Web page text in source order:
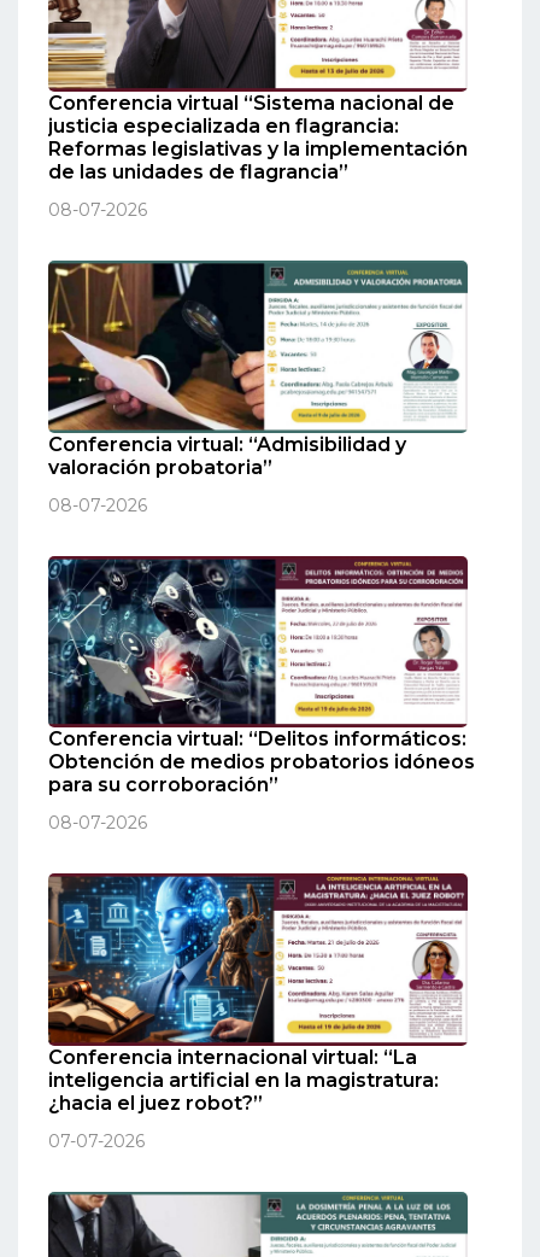
Conferencia virtual “Sistema nacional de
justicia especializada en flagrancia:
Reformas legislativas y la implementación
de las unidades de flagrancia”
08-07-2026
Conferencia virtual: “Admisibilidad y
valoración probatoria”
08-07-2026
Conferencia virtual: “Delitos informáticos:
Obtención de medios probatorios idóneos
para su corroboración”
08-07-2026
Conferencia internacional virtual: “La
inteligencia artificial en la magistratura:
¿hacia el juez robot?”
07-07-2026